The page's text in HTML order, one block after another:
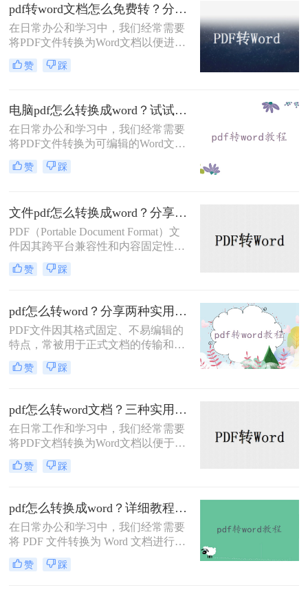
哪种转换方式会让排版不错乱吗？今
天就来教大家一招！
pdf转word文档怎么免费转？分享6种常用方法详解！
在日常办公和学习中，我们经常需要
将PDF文件转换为Word文档以便进行
编辑和修改。虽然市面上有许多付费
的PDF转Word工具，但也有很多免费
将详细介绍几种常用的免费PDF转
Word文档的方法。
赞 踩
电脑pdf怎么转换成word？试试这几种常用方法！
在日常办公和学习中，我们经常需要
将PDF文件转换为可编辑的Word文
档。由于PDF格式的固定性，直接编
辑内容较为困难，因此转换工具成为
涵盖免费、付费及多平台方案。
赞 踩
文件pdf怎么转换成word？分享两种高效转换方法！
PDF（Portable Document Format）文
件因其跨平台兼容性和内容固定性而
广受欢迎，但在某些情况下，我们可
能需要将PDF文件转换为Word文档以
转换成word呢？本文将介绍两种PDF
转换成Word的方法。
赞 踩
pdf怎么转word？分享两种实用方法！
PDF文件因其格式固定、不易编辑的
特点，常被用于正式文档的传输和存
档。然而，当我们需要编辑PDF内容
时，将其转换为Word文档是常见需
绍两种实用的PDF转Word方法，帮助
你轻松完成格式转换。
赞 踩
pdf怎么转word文档？三种实用方法介绍!
在日常工作和学习中，我们经常需要
将PDF文档转换为Word文档以便于编
辑和修改。那么pdf怎么转word文档
呢？本文将介绍三种实用的PDF转
缺点和适用场景，希望能帮助您找到
最适合自己的转换方式。
赞 踩
pdf怎么转换成word？详细教程与工具推荐！
在日常办公和学习中，我们经常需要
将 PDF 文件转换为 Word 文档进行编
辑或修改。然而，PDF 格式的“只
读”特性使得直接编辑变得困难。那
赞 踩